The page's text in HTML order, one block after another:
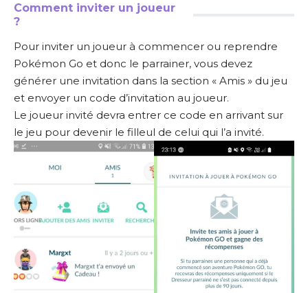
Comment inviter un joueur
?
Pour inviter un joueur à commencer ou reprendre
Pokémon Go et donc le parrainer, vous devez
générer une invitation dans la section « Amis » du jeu
et envoyer un code d’invitation au joueur.
Le joueur invité devra entrer ce code en arrivant sur
le jeu pour devenir le filleul de celui qui l’a invité.